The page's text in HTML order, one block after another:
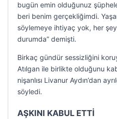
bugün emin olduğunuz
beri benim gerçekliğimdi.
söylemeye ihtiyaç yok, her
durumda” demişti.
Birkaç gündür sessizliğini
Atılgan ile birlikte olduğunu
nişanlısı Livanur Aydın’dan
söyledi.
AŞKINI KABUL ETTİ